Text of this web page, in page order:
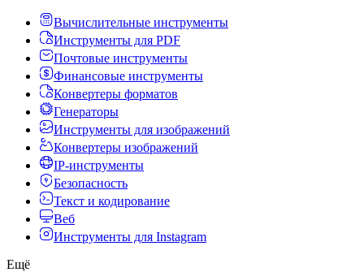
Вычислительные инструменты
Инструменты для PDF
Почтовые инструменты
Финансовые инструменты
Конвертеры форматов
Генераторы
Инструменты для изображений
Конвертеры изображений
IP-инструменты
Безопасность
Текст и кодирование
Веб
Инструменты для Instagram
Ещё